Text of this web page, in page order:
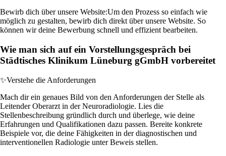
Bewirb dich über unsere Website:Um den Prozess so einfach wie
möglich zu gestalten, bewirb dich direkt über unsere Website. So
können wir deine Bewerbung schnell und effizient bearbeiten.
Wie man sich auf ein Vorstellungsgespräch bei
Städtisches Klinikum Lüneburg gGmbH vorbereitet
✨Verstehe die Anforderungen
Mach dir ein genaues Bild von den Anforderungen der Stelle als
Leitender Oberarzt in der Neuroradiologie. Lies die
Stellenbeschreibung gründlich durch und überlege, wie deine
Erfahrungen und Qualifikationen dazu passen. Bereite konkrete
Beispiele vor, die deine Fähigkeiten in der diagnostischen und
interventionellen Radiologie unter Beweis stellen.